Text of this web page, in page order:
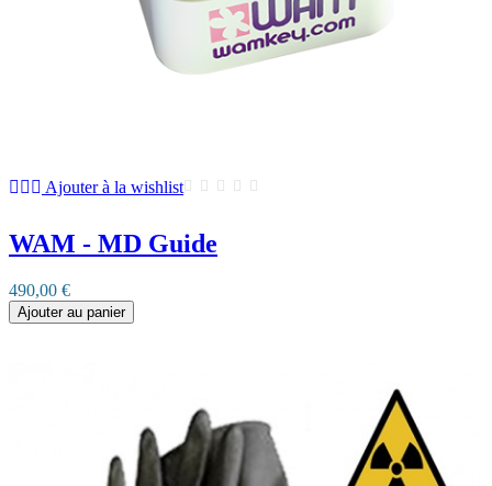
Ajouter à la wishlist
WAM - MD Guide
490,00 €
Ajouter au panier